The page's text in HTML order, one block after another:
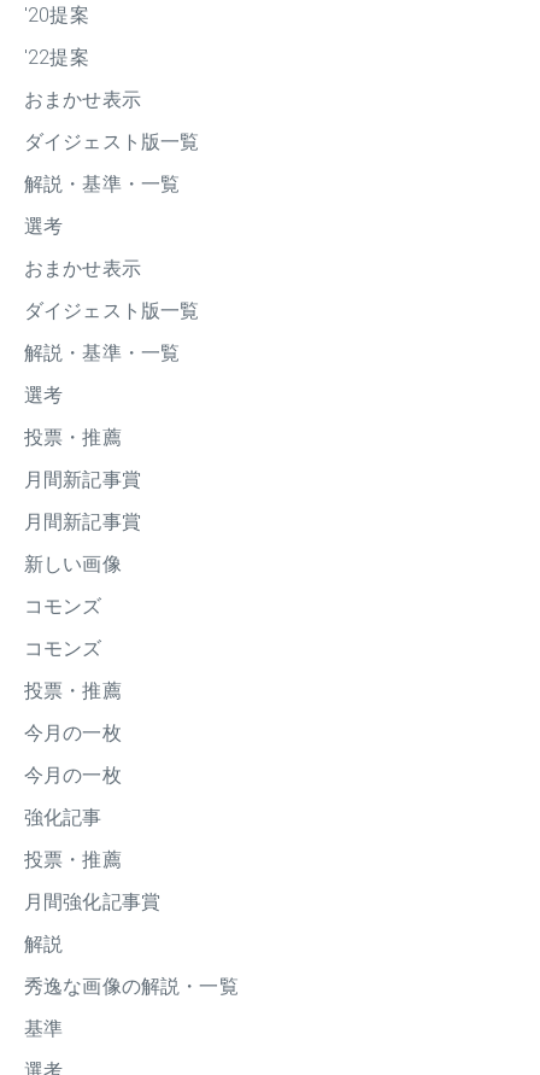
'20提案
'22提案
おまかせ表示
ダイジェスト版一覧
解説・基準・一覧
選考
おまかせ表示
ダイジェスト版一覧
解説・基準・一覧
選考
投票・推薦
月間新記事賞
月間新記事賞
新しい画像
コモンズ
コモンズ
投票・推薦
今月の一枚
今月の一枚
強化記事
投票・推薦
月間強化記事賞
解説
秀逸な画像の解説・一覧
基準